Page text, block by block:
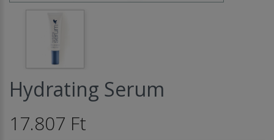
Hydrating Serum
17.807 Ft